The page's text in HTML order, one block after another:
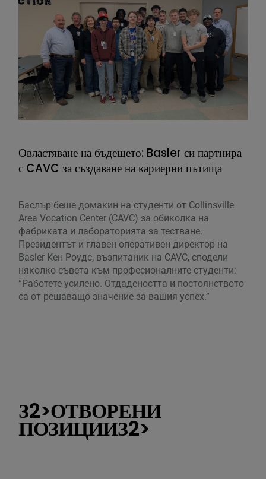
Овластяване на бъдещето: Basler си партнира
с CAVC за създаване на кариерни пътища
Баслър беше домакин на студенти от Collinsville
Area Vocation Center (CAVC) за обиколка на
фабриката и лабораторията за тестване.
Президентът и главен оперативен директор на
Basler Кен Роудс, възпитаник на CAVC, сподели
няколко съвета към професионалните студенти:
“Работете усилено. Отдадеността и постоянството
са от решаващо значение за вашия успех.”
З2>ОТВОРЕНИ
ПОЗИЦИИЗ2>